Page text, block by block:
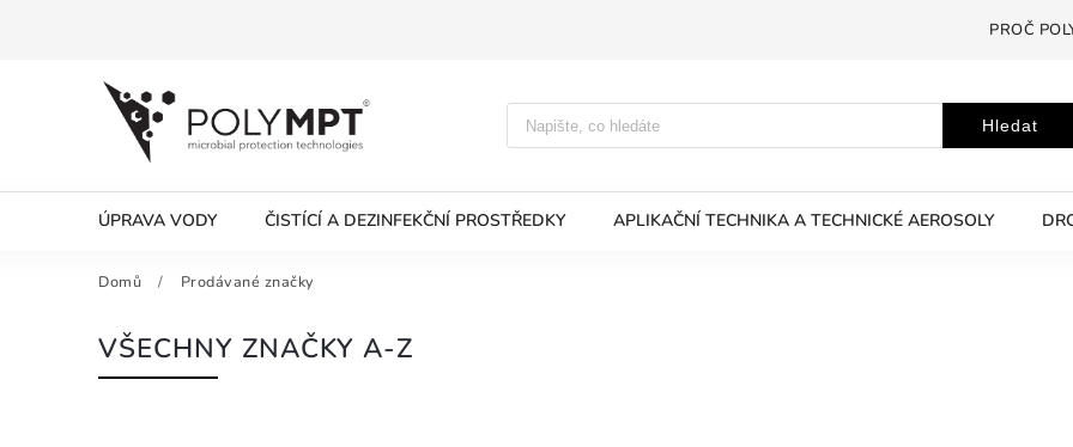
PROČ
Hledat
ÚPRAVA VODY ČISTÍCÍ A DEZINFEKČNÍ PROSTŘEDKY APLIKAČNÍ TECHNIKA A TECHNICKÉ AEROSOLY
Domů / Prodávané značky
VŠECHNY ZNAČKY A-Z